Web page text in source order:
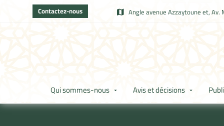
Contactez-nous Angle avenue Azzaytoune et, Av.
Qui sommes-nous Avis et décisions